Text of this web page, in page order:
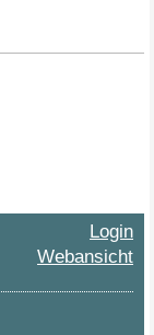
Login
Webansicht